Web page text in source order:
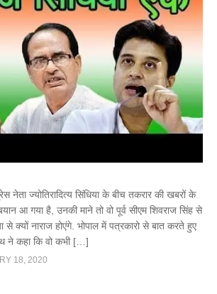
नेता ज्योतिरादित्य सिंधिया के बीच तकरार की खबरों के
आ गया है, उनकी माने तो वो पूर्व सीएम शिवराज सिंह से
से क्यों नाराज होएंगे. भोपाल में पत्रकारो से बात करते हुए
ने कहा कि वो कभी […]
18, 2020